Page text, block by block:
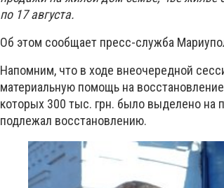
по 17 августа.
Об этом сообщает пресс-служба
Напомним, что в ходе внеочередной
материальную помощь на
которых 300 тыс. грн. было выделено на
подлежал восстановлению.